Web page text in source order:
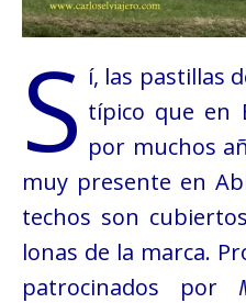
S í, las pastillas
típico que en
por muchos
muy presente en
techos son
lonas de la marca.
patrocinados por